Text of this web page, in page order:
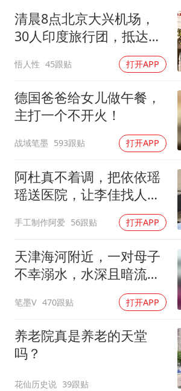
夯实基础开新局
清晨8点北京大兴机场，
30人印度旅行团，抵达，
悟人性 45跟贴 打开APP
德国爸爸给女儿做午餐，
主打一个不开火！
战域笔墨 593跟贴 打开APP
阿杜真不着调，把依依瑶
瑶送医院，让李佳找人看
手工制作阿爱 56跟贴 打开APP
天津海河附近，一对母子
不幸溺水，水深且暗流湍
急，虽然现场人多，但没
人敢下水帮忙
笔墨V 470跟贴 打开APP
养老院真是养老的天堂
吗？
花仙历史说 39跟贴